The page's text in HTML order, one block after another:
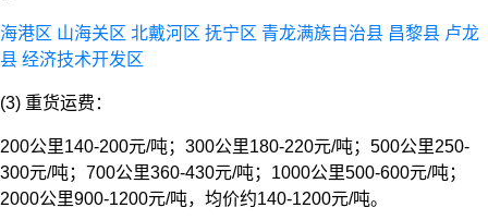
海港区 山海关区 北戴河区 抚宁区 青龙满族自治县 昌黎县 卢龙
县 经济技术开发区
(3) 重货运费：
200公里140-200元/吨；300公里180-220元/吨；500公里250-
300元/吨；700公里360-430元/吨；1000公里500-600元/吨；
2000公里900-1200元/吨，均价约140-1200元/吨。